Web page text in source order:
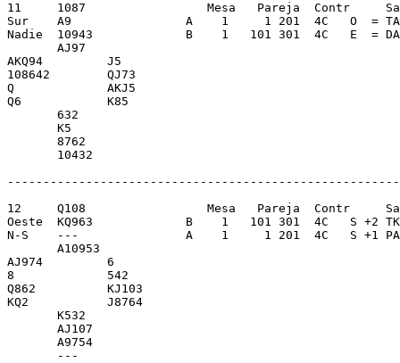
11     1087                 Mesa   Pareja  Contr     Sal
Sur    A9                A    1     1 201  4C   O  =
Nadie  10943             B    1   101 301  4C   E  =
       AJ97
AKQ94         J5
108642        QJ73
Q             AKJ5
Q6            K85
       632
       K5
       8762
       10432
12     Q108                 Mesa   Pareja  Contr
Oeste  KQ963             B    1   101 301  4C   S +2
N-S    ---               A    1     1 201  4C   S +1
       A10953
AJ974         6
8             542
Q862          KJ103
KQ2           J8764
       K532
       AJ107
       A9754
       ---